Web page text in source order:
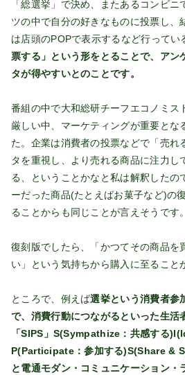
「総選挙」で決め、またあるコンビ
ツの中で自分の好きなものに投票し、
は店頭のPOPで表示するなど行ってい
票する」という形をとることで、アン
タが得やすいとのことです。
番組の中で大和総研チーフエコノミス
厳しい中、マーケティングが重要とな
た。企業は消費者の投票などで「売れ
タを重視し、より売れる商品に注力し
る、ということかなと私は解釈したの
ーだった商品(たとえばお菓子など)の
ることからも同じことが言えそうです。
復刻版でしたら、「かつてその商品を
い」という気持ちから購入に至ること
ところで、例えば選挙という消費者参
で、消費行動につながるといった生活
「SIPS」S(Sympathize：共感する
P(Participate：参加する)S(Share &
と電通モダン・コミュニケーション・